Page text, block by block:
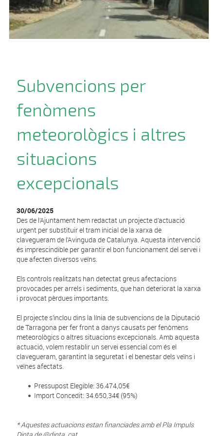
Subvencions per
fenòmens
meteorològics i altres
situacions
excepcionals
30/06/2025
Des de l’Ajuntament hem redactat un projecte d’actuació
urgent per substituir el tram inicial de la xarxa de
clavegueram de l’Avinguda de Catalunya. Aquesta intervenció
és imprescindible per garantir el bon funcionament del servei i
que afecten diversos veïns.
Els controls realitzats han detectat greus afectacions
provocades per arrels i sediments, que han deteriorat la xarxa
i provocat pèrdues importants.
El projecte s’inclou dins la línia de subvencions de la Diputació
de Tarragona per fer front a danys causats per fenòmens
meteorològics o altres situacions excepcionals. Amb aquesta
actuació, volem restablir un servei essencial com és el
clavegueram, garantint la seguretat i el benestar dels veïns i
veïnes afectats.
Pressupost Elegible: 36.474,05€
Import Concedit: 34.650,34€ (95%)
* Aquestes actuacions estan financiades amb el Pla Impuls